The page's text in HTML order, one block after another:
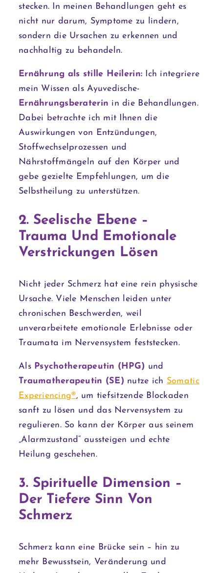
stecken. In meinen Behandlungen geht es
nicht nur darum, Symptome zu lindern,
sondern die Ursachen zu erkennen und
nachhaltig zu behandeln.
Ernährung als stille Heilerin: Ich integriere
mein Wissen als Ayuvedische-
Ernährungsberaterin in die Behandlungen.
Dabei betrachte ich mit Ihnen die
Auswirkungen von Entzündungen,
Stoffwechselprozessen und
Nährstoffmängeln auf den Körper und
gebe gezielte Empfehlungen, um die
Selbstheilung zu unterstützen.
2. Seelische Ebene –
Trauma Und Emotionale
Verstrickungen Lösen
Nicht jeder Schmerz hat eine rein physische
Ursache. Viele Menschen leiden unter
chronischen Beschwerden, weil
unverarbeitete emotionale Erlebnisse oder
Traumata im Nervensystem feststecken.
Als Psychotherapeutin (HPG) und
Traumatherapeutin (SE) nutze ich Somatic
Experiencing®, um tiefsitzende Blockaden
sanft zu lösen und das Nervensystem zu
regulieren. So kann der Körper aus seinem
„Alarmzustand“ aussteigen und echte
Heilung geschehen.
3. Spirituelle Dimension –
Der Tiefere Sinn Von
Schmerz
Schmerz kann eine Brücke sein – hin zu
mehr Bewusstsein, Veränderung und